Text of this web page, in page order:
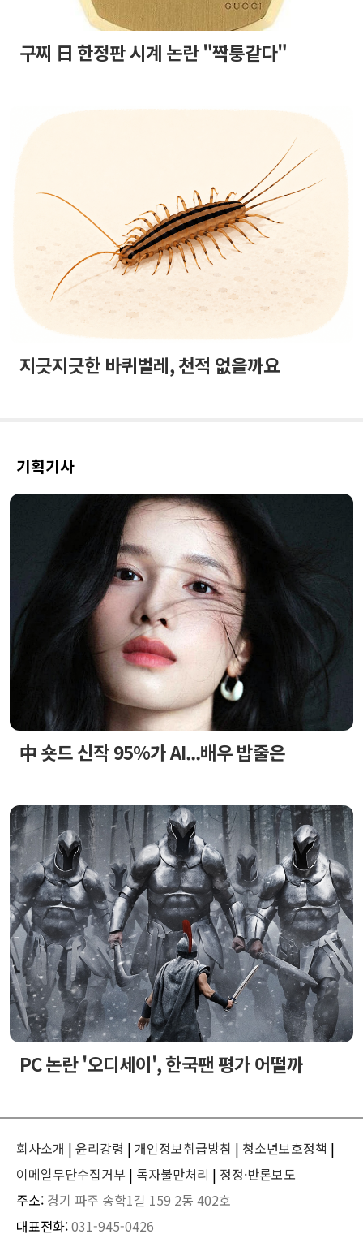
구찌 日 한정판 시계 논란 "짝퉁같다"
지긋지긋한 바퀴벌레, 천적 없을까요
기획기사
中 숏드 신작 95%가 AI...배우 밥줄은
PC 논란 '오디세이', 한국팬 평가 어떨까
회사소개 | 윤리강령 | 개인정보취급방침 | 청소년보호정책 |
이메일무단수집거부 | 독자불만처리 | 정정·반론보도
주소: 경기 파주 송학1길 159 2동 402호
대표전화:031-945-0426